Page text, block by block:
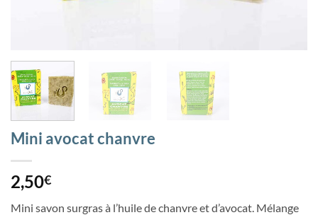
Mini avocat chanvre
2,50€
Mini savon surgras à l’huile de chanvre et d’avocat. Mélange